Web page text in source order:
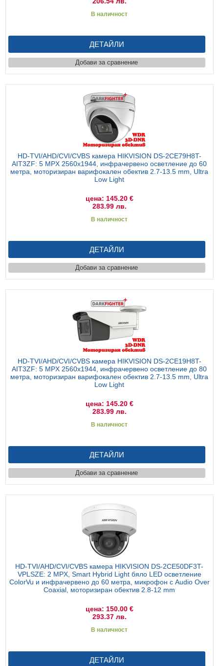
В наличност
ДЕТАЙЛИ
Добави за сравнение
HD-TVI/AHD/CVI/CVBS камера HIKVISION DS-2CE79H8T-
AIT3ZF: 5 MPX 2560x1944, инфрачервено осветление до 60
метра, моторизиран варифокален обектив 2.7-13.5 mm, Ultra
Low Light
цена: 145.20 €
283.99 лв.
В наличност
ДЕТАЙЛИ
Добави за сравнение
HD-TVI/AHD/CVI/CVBS камера HIKVISION DS-2CE19H8T-
AIT3ZF: 5 MPX 2560x1944, инфрачервено осветление до 80
метра, моторизиран варифокален обектив 2.7-13.5 mm, Ultra
Low Light
цена: 145.20 €
283.99 лв.
В наличност
ДЕТАЙЛИ
Добави за сравнение
HD-TVI/AHD/CVI/CVBS камера HIKVISION DS-2CE50DF3T-
VPLSZE: 2 MPX, Smart Hybrid Light бяло LED осветление
ColorVu и инфрачервено до 60 метра, микрофон с Audio Over
Coaxial, моторизиран обектив 2.8-12 mm
цена: 150.00 €
293.37 лв.
В наличност
ДЕТАЙЛИ